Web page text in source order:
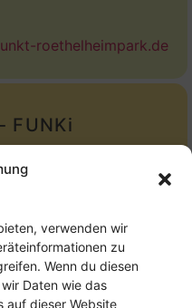
verwenden wir
zu
Wenn du diesen
Daten wie das
auf dieser Website
roethelheimpark.de
FUNKi
Easthouse